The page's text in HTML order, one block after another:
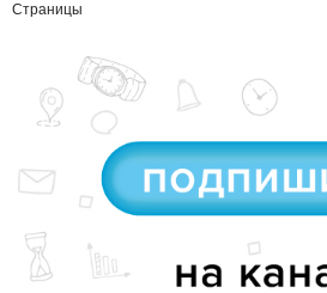
Страницы